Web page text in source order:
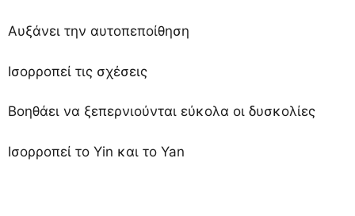
Αυξάνει την αυτοπεποίθηση
Ισορροπεί τις σχέσεις
Βοηθάει να ξεπερνιούνται εύκολα οι δυσκολίες
Ισορροπεί το Yin και το Yan